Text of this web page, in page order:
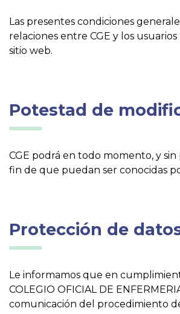
Las presentes condiciones
relaciones entre CGE y los
sitio web.
Potestad de
CGE podrá en todo momento, y
fin de que puedan ser conocidas
Protección de
Le informamos que en
COLEGIO OFICIAL DE
comunicación del procedimiento